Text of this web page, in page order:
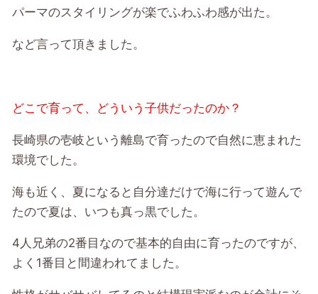
パーマのスタイリングが楽でふわふわ感が出た。
など言って頂きました。
どこで育って、どういう子供だったのか？
長崎県の壱岐という離島で育ったので自然に恵まれた
環境でした。
海も近く、夏になると自分達だけで海に行って遊んで
たので夏は、いつも真っ黒でした。
4人兄弟の2番目なので基本的自由に育ったのですが、
よく1番目と間違われてました。